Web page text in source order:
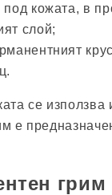
кожата, в
слой;
се
е